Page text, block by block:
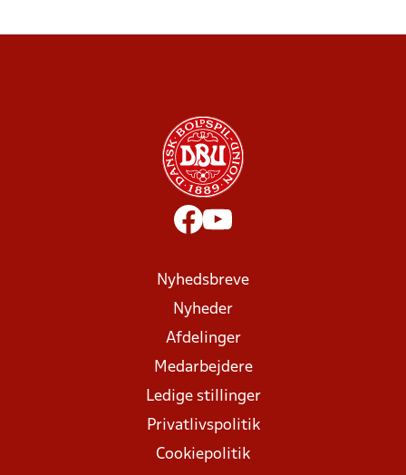
Nyhedsbreve
Nyheder
Afdelinger
Medarbejdere
Ledige stillinger
Privatlivspolitik
Cookiepolitik